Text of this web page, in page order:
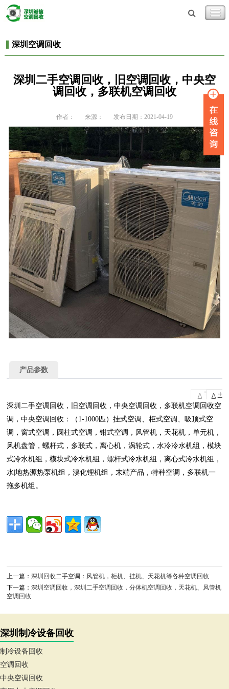
深圳空调回收
深圳二手空调回收，旧空调回收，中央空
调回收，多联机空调回收
作者： 来源： 发布日期：2021-04-19
产品参数
A - A +
深圳二手空调回收，旧空调回收，中央空调回收，多联机空调回收空
调，中央空调回收：（1-1000匹）挂式空调、柜式空调、吸顶式空
调，窗式空调，圆柱式空调，钳式空调，风管机，天花机，单元机，
风机盘管，螺杆式，多联式，离心机，涡轮式，水冷冷水机组，模块
式冷水机组，模块式冷水机组，螺杆式冷水机组，离心式冷水机组，
水|地热源热泵机组，溴化锂机组，末端产品，特种空调，多联机一
拖多机组。
上一篇：深圳回收二手空调：风管机，柜机、挂机、天花机等各种空调回收
下一篇：深圳空调回收，深圳二手空调回收，分体机空调回收，天花机、风管机
空调回收
深圳制冷设备回收
制冷设备回收
空调回收
中央空调回收